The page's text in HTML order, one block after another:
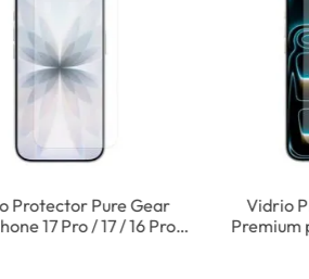
Protector Pure Gear
17 Pro / 17 / 16 Pro -
Vidrio
Premium